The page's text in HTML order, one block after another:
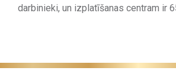
darbinieki, un izplatīšanas centram ir